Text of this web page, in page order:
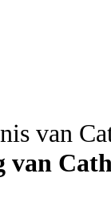
van